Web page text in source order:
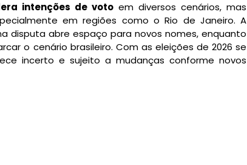
intenções de voto em diversos cenários, mas
em regiões como o Rio de Janeiro. A
disputa abre espaço para novos nomes, enquanto
o cenário brasileiro. Com as eleições de 2026 se
incerto e sujeito a mudanças conforme novos